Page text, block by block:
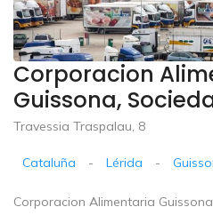
Corporacion
Guissona,
Travessia Traspalau, 8
Cataluña - Lérida -
Corporacion Alimentaria